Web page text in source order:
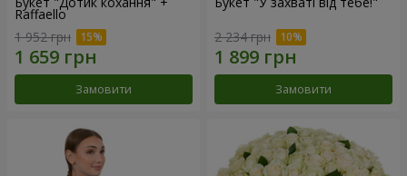
Raffaello
1 952 грн
Замовити
2 234 грн
Замовити